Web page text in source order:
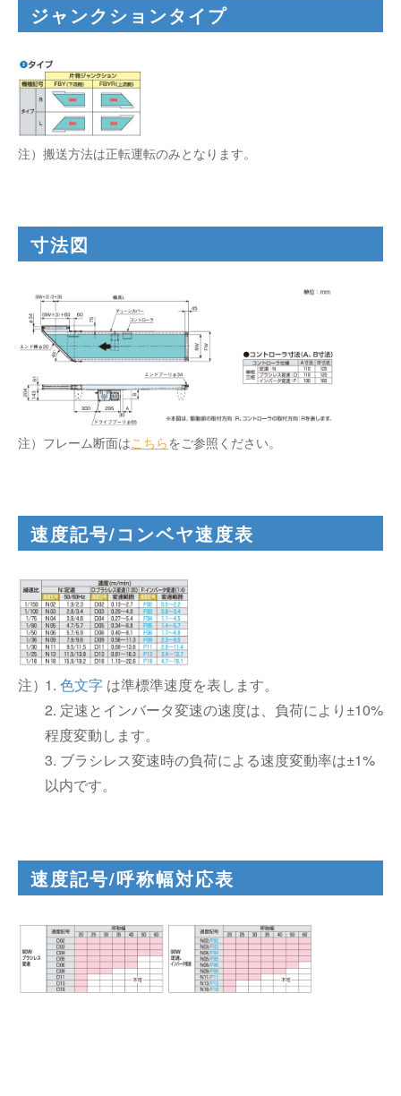
ジャンクションタイプ
注）搬送方法は正転運転のみとなります。
寸法図
注）フレーム断面はこちらをご参照ください。
速度記号/コンベヤ速度表
1. 色文字 は準標準速度を表します。
2. 定速とインバータ変速の速度は、負荷により±10%
程度変動します。
3. ブラシレス変速時の負荷による速度変動率は±1%
以内です。
速度記号/呼称幅対応表